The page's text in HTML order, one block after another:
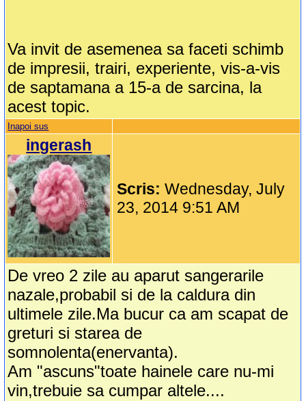
Va invit de asemenea sa faceti schimb
de impresii, trairi, experiente, vis-a-vis
de saptamana a 15-a de sarcina, la
acest topic.
Inapoi sus
ingerash
Scris:Wednesday, July
23, 2014 9:51 AM
De vreo 2 zile au aparut sangerarile
nazale,probabil si de la caldura din
ultimele zile.Ma bucur ca am scapat de
greturi si starea de
somnolenta(enervanta).
Am "ascuns"toate hainele care nu-mi
vin,trebuie sa cumpar altele....